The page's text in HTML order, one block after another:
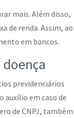
mais. Além disso,
de renda. Assim, ao
em bancos.
previdenciários
auxílio em caso de
de CNPJ, também